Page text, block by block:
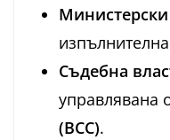
Съдебна
управлявана
(ВСС).